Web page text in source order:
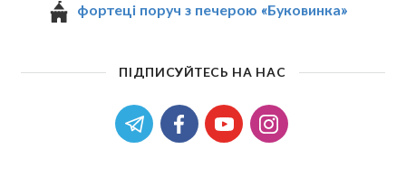
фортеці поруч з печерою «Буковинка»
ПІДПИСУЙТЕСЬ НА НАС